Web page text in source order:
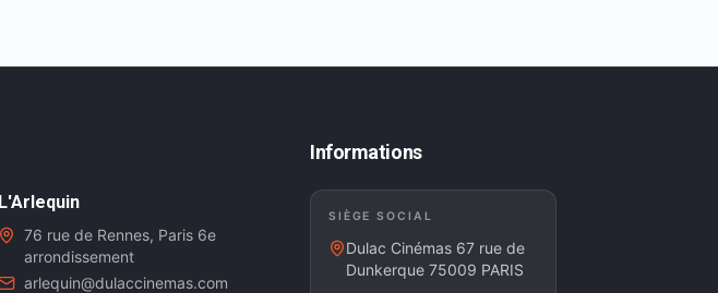
L'Arlequin
76 rue de Rennes, Paris 6e
arrondissement
arlequin@dulaccinemas.com
Informations
SIÈGE SOCIAL
Dulac Cinémas 67 rue de
Dunkerque 75009 PARIS